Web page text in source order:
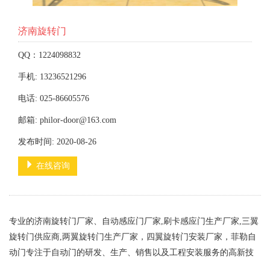
济南旋转门
QQ：1224098832
手机: 13236521296
电话: 025-86605576
邮箱: philor-door@163.com
发布时间: 2020-08-26
在线咨询
专业的济南旋转门厂家、自动感应门厂家,刷卡感应门生产厂家,三翼
旋转门供应商,两翼旋转门生产厂家，四翼旋转门安装厂家，菲勒自
动门专注于自动门的研发、生产、销售以及工程安装服务的高新技